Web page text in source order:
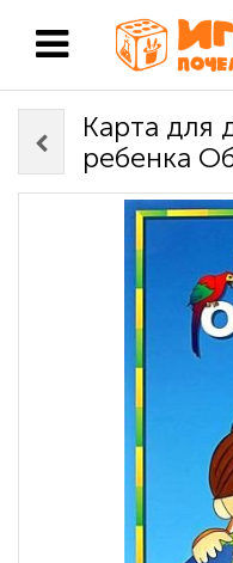
Карта для
ребенка